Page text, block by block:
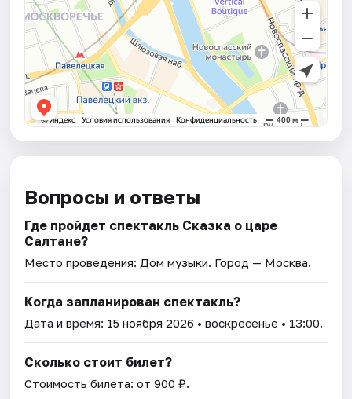
Вопросы и ответы
Где пройдет спектакль Сказка о царе
Салтане?
Место проведения: Дом музыки. Город — Москва.
Когда запланирован спектакль?
Дата и время: 15 ноября 2026 • воскресенье • 13:00.
Сколько стоит билет?
Стоимость билета: от 900 ₽.